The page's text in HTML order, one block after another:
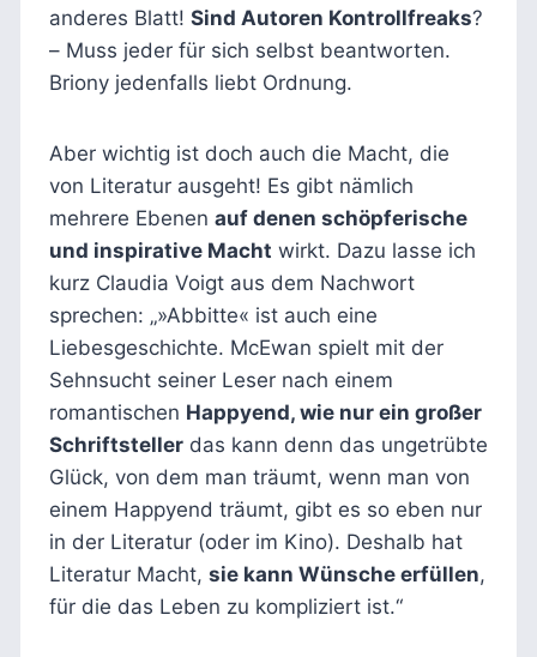
anderes Blatt! Sind Autoren Kontrollfreaks?
– Muss jeder für sich selbst beantworten.
Briony jedenfalls liebt Ordnung.
Aber wichtig ist doch auch die Macht, die
von Literatur ausgeht! Es gibt nämlich
mehrere Ebenen auf denen schöpferische
und inspirative Macht wirkt. Dazu lasse ich
kurz Claudia Voigt aus dem Nachwort
sprechen: „»Abbitte« ist auch eine
Liebesgeschichte. McEwan spielt mit der
Sehnsucht seiner Leser nach einem
romantischen Happyend, wie nur ein großer
Schriftstellerdas kann denn das ungetrübte
Glück, von dem man träumt, wenn man von
einem Happyend träumt, gibt es so eben nur
in der Literatur (oder im Kino). Deshalb hat
Literatur Macht, sie kann Wünsche erfüllen,
für die das Leben zu kompliziert ist.“